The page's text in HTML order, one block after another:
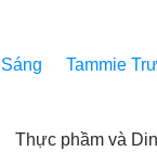
Tammie
Thực phầm và